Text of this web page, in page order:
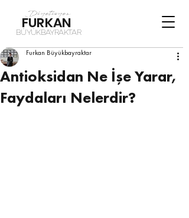
Diyetisyen
FURKAN
BÜYÜKBAYRAKTAR
Antioksidan Ne İşe Yarar,
Faydaları Nelerdir?
Furkan Büyükbayraktar